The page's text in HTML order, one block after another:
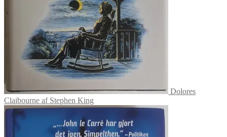
Dolores
Claibourne af Stephen King